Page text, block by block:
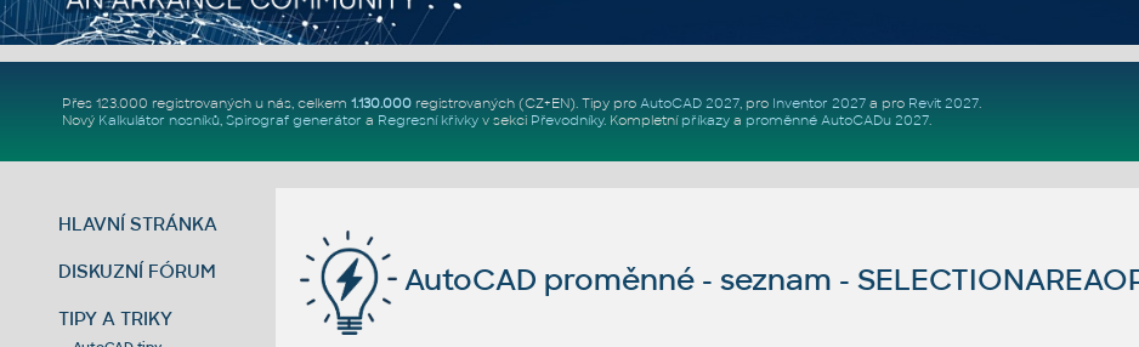
Přes 123.000 registrovaných u nás, celkem 1.130.000registrovaných (CZ+EN). Tipy pro AutoCAD 2027, pro Inventor 2027a pro Revit 2027.
Nový Kalkulátor nosníků, Spirograf generátor a Regresní křivkyv sekci Převodníky. Kompletní příkazya proměnné AutoCADu 2027.
HLAVNÍ STRÁNKA
DISKUZNÍ FÓRUM
TIPY A TRIKY
AutoCAD proměnné - seznam -